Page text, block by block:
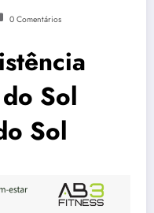
0 Comentários
Sol
Sol